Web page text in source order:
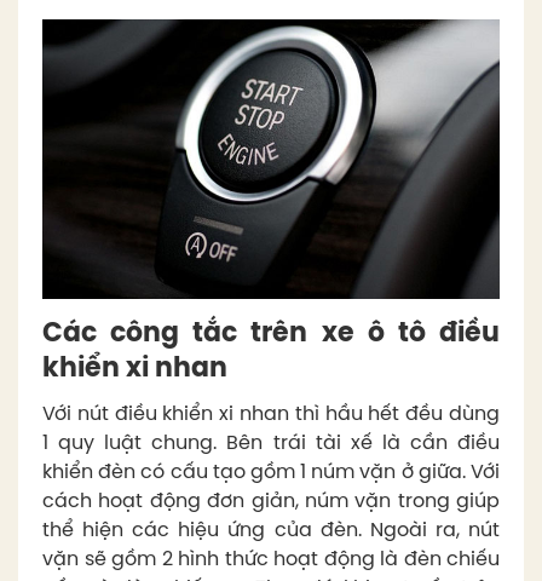
Các công tắc trên xe ô tô điều
khiển xi nhan
Với nút điều khiển xi nhan thì hầu hết đều dùng
1 quy luật chung. Bên trái tài xế là cần điều
khiển đèn có cấu tạo gồm 1 núm vặn ở giữa. Với
cách hoạt động đơn giản, núm vặn trong giúp
thể hiện các hiệu ứng của đèn. Ngoài ra, nút
vặn sẽ gồm 2 hình thức hoạt động là đèn chiếu